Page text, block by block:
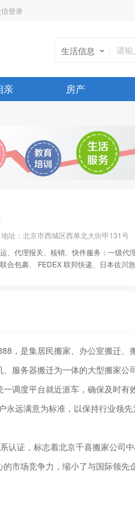
登录
生活信息
亲 房产
地址：北京市西城区西单北大街甲131号
、代理报关、核销、快件服务：一级代
合包裹、 FEDEX 联邦快递、日本佐川
，是集居民搬家、办公室搬迁
服务器搬迁为一体的大型搬家
调度平台就近派车，确保及时有
永远满意为标准，以保持行业领
认证，标志着北京千喜搬家公司
市场竞争力，缩小了与国际领